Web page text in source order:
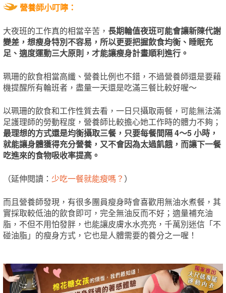
營養師小叮嚀：
大夜班的工作真的相當辛苦， 長期輪值夜班可能會讓新陳代謝
變差，想瘦身特別不容易，所以更要把握飲食均衡、睡眠充
足、適度運動三大原則，才能讓瘦身計畫順利進行。
珮珊的飲食相當高纖、營養比例也不錯，不過營養師還是要藉
機提醒所有輪班者，盡量一天還是吃滿三餐比較好喔～
以珮珊的飲食和工作性質去看，一日只攝取兩餐，可能無法滿
足護理師的勞動程度，營養師比較擔心她工作時的體力不夠；
最理想的方式還是均衡攝取三餐，只要每餐間隔 4～5 小時，
就能讓身體獲得充分營養，又不會因為太過飢餓，而讓下一餐
吃進來的食物吸收率提高。
（延伸閱讀： 少吃一餐就能瘦嗎？ ）
而且營養師發現，有很多團員瘦身時會喜歡用無油水煮餐，其
實採取較低油的飲食即可，完全無油反而不好；適量補充油
脂，不但不用怕發胖，也能讓皮膚水水亮亮，千萬別迷信「不
碰油脂」的瘦身方式，它也是人體需要的養分之一喔！